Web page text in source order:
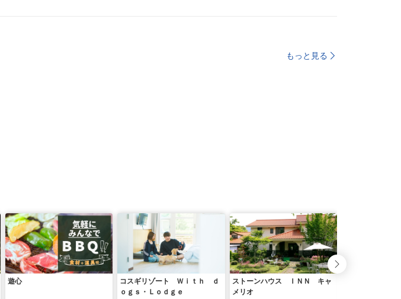
もっと見る
遊心
コスギリゾート Ｗｉｔｈ ｄ
ｏｇｓ・Ｌｏｄｇｅ
ストーンハウス ＩＮＮ キャ
メリオ